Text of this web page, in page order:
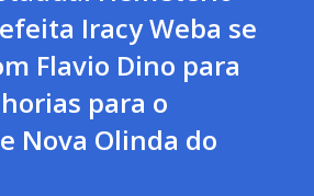
Iracy Weba se
Flavio Dino para
para o
Nova Olinda do